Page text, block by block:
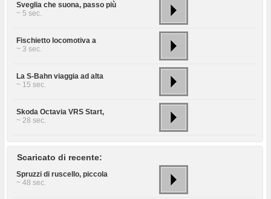
Sveglia che suona, passo più
~ 5 sec.
Fischietto locomotiva a
~ 3 sec.
La S-Bahn viaggia ad alta
~ 15 sec.
Skoda Octavia VRS Start,
~ 28 sec.
Scaricato di recente:
Spruzzi di ruscello, piccola
~ 48 sec.